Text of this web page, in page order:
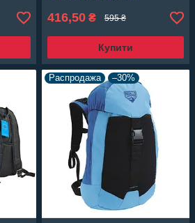
416,50 ₴ 595 ₴
Купити
Распродажа –30%